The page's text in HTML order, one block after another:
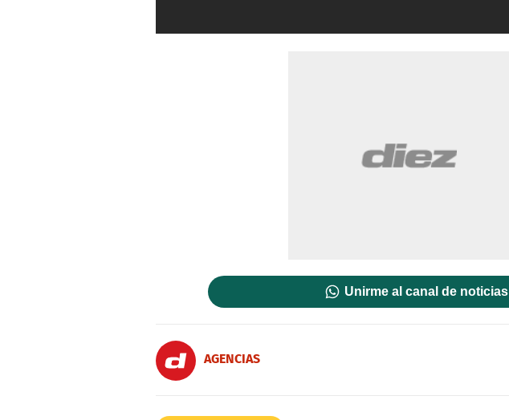
Unirme al canal de noticias
AGENCIAS